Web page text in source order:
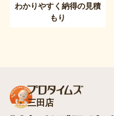
わかりやすく納得の見積
もり
三田店